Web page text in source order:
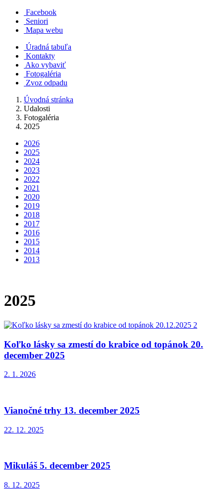
Facebook
Seniori
Mapa webu
Úradná tabuľa
Kontakty
Ako vybaviť
Fotogaléria
Zvoz odpadu
Úvodná stránka
Udalosti
Fotogaléria
2025
2026
2025
2024
2023
2022
2021
2020
2019
2018
2017
2016
2015
2014
2013
2025
Koľko lásky sa zmestí do krabice od topánok 20.
december 2025
2. 1. 2026
Vianočné trhy 13. december 2025
22. 12. 2025
Mikuláš 5. december 2025
8. 12. 2025